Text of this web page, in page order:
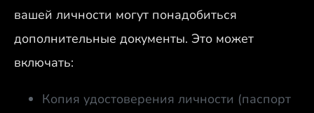
вашей личности могут понадобиться
дополнительные документы. Это может
включать:
Копия удостоверения личности (паспорт